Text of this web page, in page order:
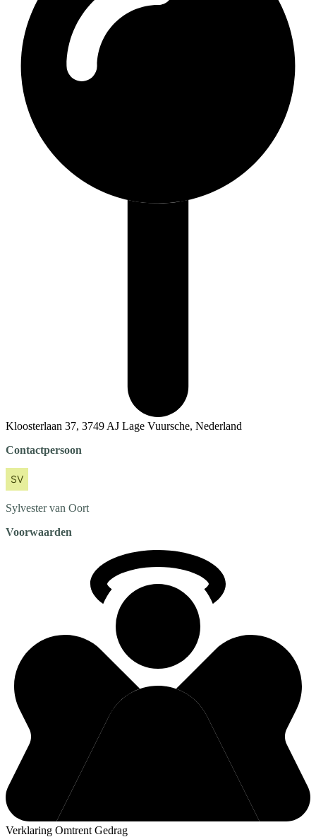
Kloosterlaan 37, 3749 AJ Lage Vuursche, Nederland
Contactpersoon
Sylvester van Oort
Voorwaarden
Verklaring Omtrent Gedrag